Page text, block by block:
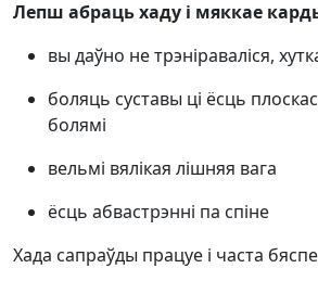
Лепш абраць хаду і мяккае
вы даўно не трэніраваліся,
боляць суставы ці ёсць
болямі
вельмі вялікая лішняя вага
ёсць абвастрэнні па спіне
Хада сапраўды працуе і часта